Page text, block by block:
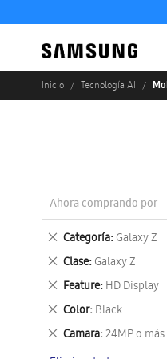
Inicio Tecnología AI
Ahora comprando por
Categoría Galaxy Z
Eliminar
este
artículo
Clase Galaxy Z
Eliminar
este
artículo
Feature HD Display
Eliminar
este
artículo
Color Black
Eliminar
este
artículo
Camara 24MP o más
Eliminar